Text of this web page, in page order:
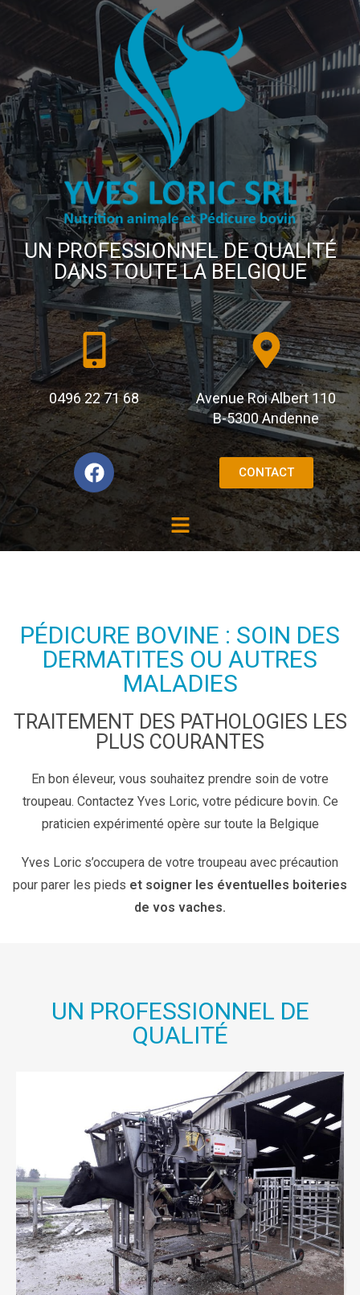
UN PROFESSIONNEL DE QUALITÉ
DANS TOUTE LA BELGIQUE
0496 22 71 68
Avenue Roi Albert 110
B-5300 Andenne
CONTACT
PÉDICURE BOVINE : SOIN DES
DERMATITES OU AUTRES
MALADIES
TRAITEMENT DES PATHOLOGIES LES
PLUS COURANTES
En bon éleveur, vous souhaitez prendre soin de votre
troupeau. Contactez Yves Loric, votre pédicure bovin. Ce
praticien expérimenté opère sur toute la Belgique
Yves Loric s’occupera de votre troupeau avec précaution
pour parer les pieds et soigner les éventuelles boiteries
de vos vaches.
UN PROFESSIONNEL DE
QUALITÉ